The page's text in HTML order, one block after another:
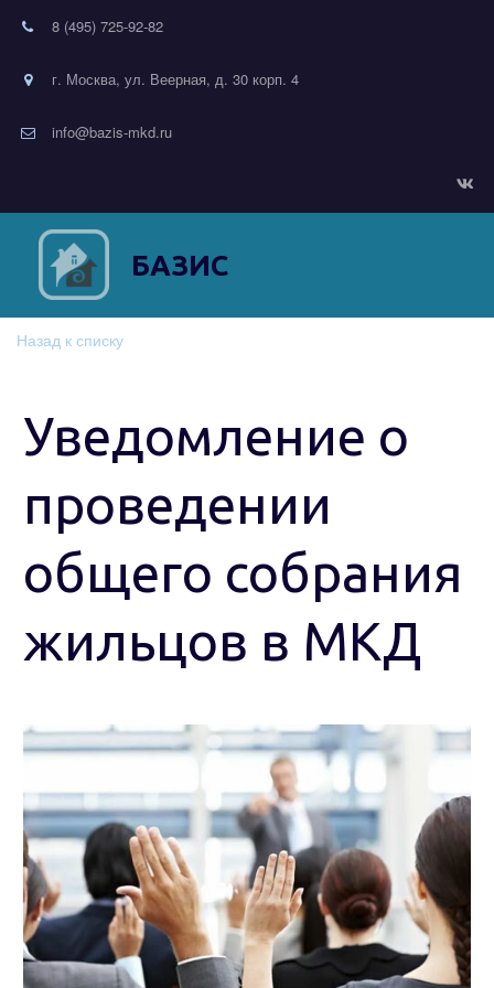
8 (495) 725-92-82
г. Москва, ул. Веерная, д. 30 корп. 4
info@bazis-mkd.ru
БАЗИС
Назад к списку
Уведомление о
проведении
общего собрания
жильцов в МКД